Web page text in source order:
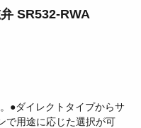
SR532-RWA
●ダイレクトタイプからサ
で用途に応じた選択が可